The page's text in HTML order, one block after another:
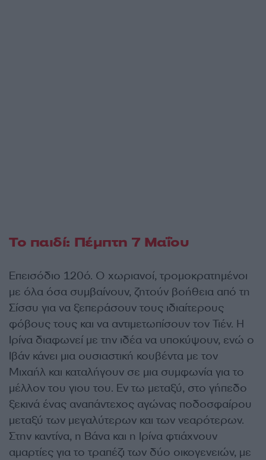
Το παιδί: Πέμπτη 7 Μαΐου
Eπεισόδιο 120ό. Ο χωριανοί, τρομοκρατημένοι
με όλα όσα συμβαίνουν, ζητούν βοήθεια από τη
Σίσσυ για να ξεπεράσουν τους ιδιαίτερους
φόβους τους και να αντιμετωπίσουν τον Τιέν. Η
Ιρίνα διαφωνεί με την ιδέα να υποκύψουν, ενώ ο
Ιβάν κάνει μια ουσιαστική κουβέντα με τον
Μιχαήλ και καταλήγουν σε μια συμφωνία για το
μέλλον του γιου του. Εν τω μεταξύ, στο γήπεδο
ξεκινά ένας αναπάντεχος αγώνας ποδοσφαίρου
μεταξύ των μεγαλύτερων και των νεαρότερων.
Στην καντίνα, η Βάνα και η Ιρίνα φτιάχνουν
αμαρτίες για το τραπέζι των δύο οικογενειών, με